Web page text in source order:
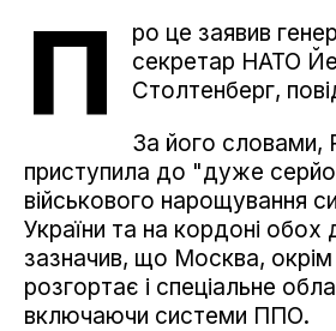
П
ро це заявив
секретар НАТО
Столтенберг,
За його словами,
приступила до "дуже
військового нарощування
України та на кордоні обох
зазначив, що Москва, окрім
розгортає і спеціальне
включаючи системи ППО.